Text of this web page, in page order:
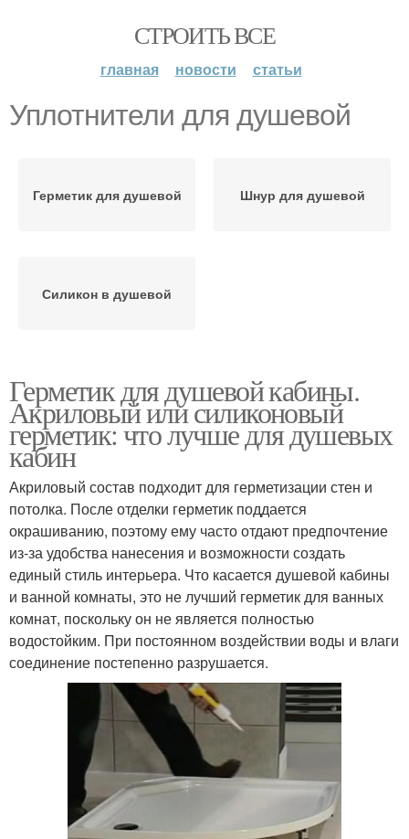
СТРОИТЬ ВСЕ
главная новости статьи
Уплотнители для душевой
Герметик для душевой Шнур для душевой
Силикон в душевой
Герметик для душевой кабины.
Акриловый или силиконовый
герметик: что лучше для душевых
кабин
Акриловый состав подходит для герметизации стен и
потолка. После отделки герметик поддается
окрашиванию, поэтому ему часто отдают предпочтение
из-за удобства нанесения и возможности создать
единый стиль интерьера. Что касается душевой кабины
и ванной комнаты, это не лучший герметик для ванных
комнат, поскольку он не является полностью
водостойким. При постоянном воздействии воды и влаги
соединение постепенно разрушается.